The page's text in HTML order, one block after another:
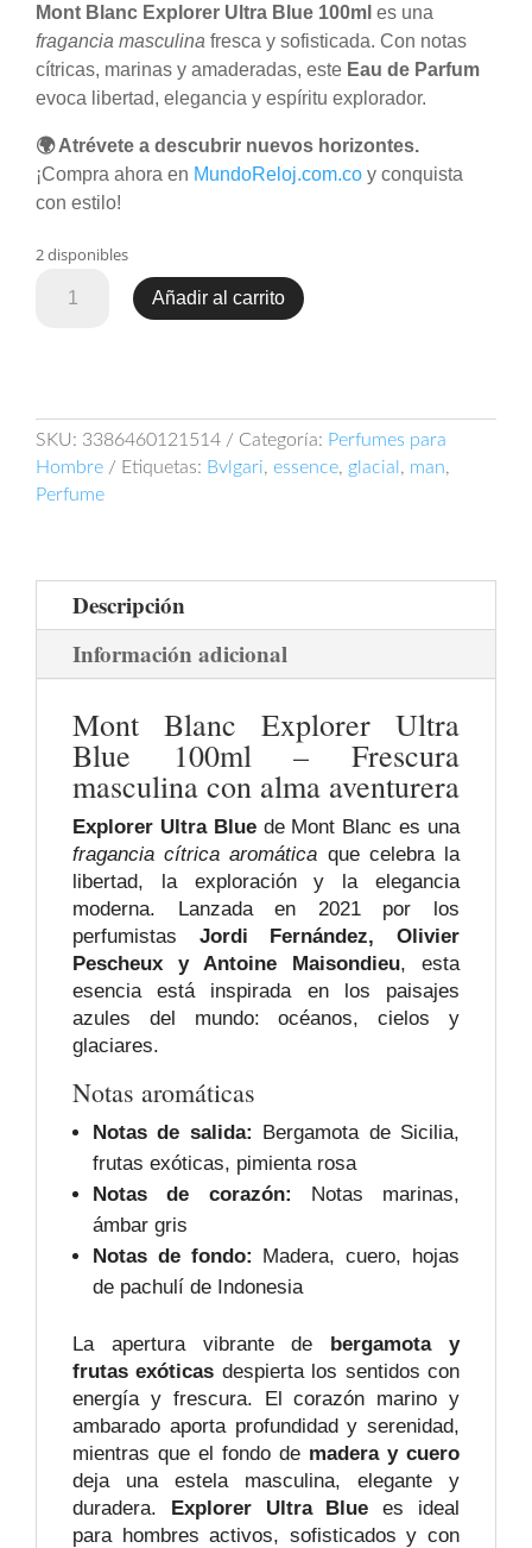
Mont Blanc Explorer Ultra Blue 100ml es una
fragancia masculina fresca y sofisticada. Con notas
cítricas, marinas y amaderadas, este Eau de Parfum
evoca libertad, elegancia y espíritu explorador.
🌍 Atrévete a descubrir nuevos horizontes.
¡Compra ahora en MundoReloj.com.co y conquista
con estilo!
2 disponibles
Ultra
Blanc
Fresco
–
Mundo
Añadir al carrito
SKU: 3386460121514 Categoría: Perfumes para
Hombre
Etiquetas: Bvlgari, essence, glacial , man,
Perfume
Descripción
Información adicional
Mont Blanc Explorer Ultra
Blue 100ml – Frescura
masculina con alma aventurera
Explorer Ultra Bluede Mont Blanc es una
fragancia cítrica aromática que celebra la
libertad, la exploración y la elegancia
moderna. Lanzada en 2021 por los
perfumistas Jordi Fernández, Olivier
Pescheux y Antoine Maisondieu, esta
esencia está inspirada en los paisajes
azules del mundo: océanos, cielos y
glaciares.
Notas aromáticas
Notas de salida: Bergamota de Sicilia,
frutas exóticas, pimienta rosa
Notas de corazón: Notas marinas,
ámbar gris
Notas de fondo: Madera, cuero, hojas
de pachulí de Indonesia
La apertura vibrante de
bergamota y
frutas exóticas despierta los sentidos con
energía y frescura. El corazón marino y
ambarado aporta profundidad y serenidad,
mientras que el fondo de madera y cuero
deja una estela masculina, elegante y
duradera.
Explorer Ultra Blue es ideal
para hombres activos, sofisticados y con